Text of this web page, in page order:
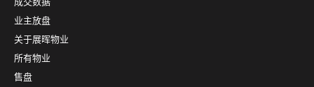
业主放盘
关于展晖物业
所有物业
售盘